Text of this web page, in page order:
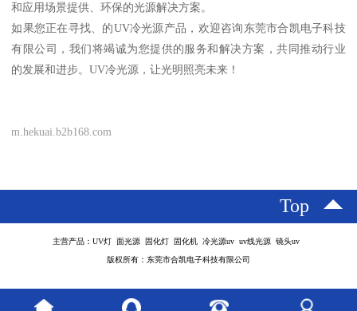
和应用场景提供、环保的光源解决方案。
如果您正在寻找、的UV冷光源产品，欢迎咨询东莞市合凯电子科技
有限公司，我们将竭诚为您提供的服务和解决方案，共同推动行业
的发展和进步。UV冷光源，让光明照亮未来！
m.hekuai.b2b168.com
Top
主营产品：UV灯 面光源 固化灯 固化机 冷光源uv uv线光源 镜头uv
版权所有：东莞市合凯电子科技有限公司